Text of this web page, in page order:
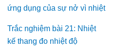
ứng dụng của sự nở vì nhiệt
Trắc nghiệm bài 21: Nhiệt
kế thang đo nhiệt độ